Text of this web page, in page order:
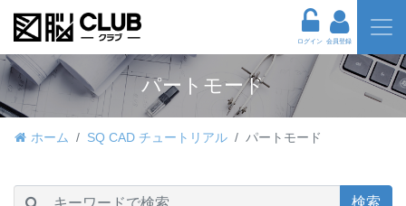
ログイン 会員登録
パートモード
ホーム SQ CAD チュートリアル パートモード
検索